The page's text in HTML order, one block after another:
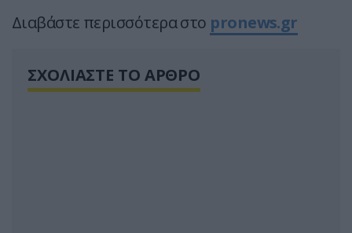
Διαβάστε περισσότερα στο pronews.gr
ΣΧΟΛΙΑΣΤΕ ΤΟ ΑΡΘΡΟ